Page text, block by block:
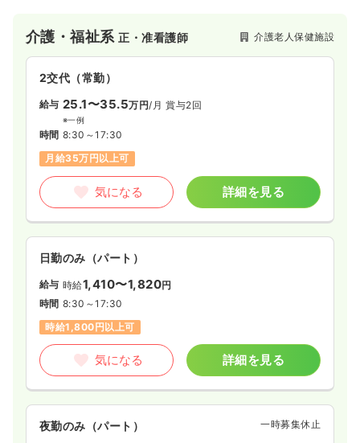
介護・福祉系正・准看護師 介護老人保健施設
2交代（常勤）
給与 25.1〜35.5万円/月 賞与2回
※一例
時間 8:30～17:30
月給35万円以上可
気になる 詳細を見る
日勤のみ（パート）
給与 時給1,410〜1,820円
時間 8:30～17:30
時給1,800円以上可
気になる 詳細を見る
夜勤のみ（パート） 一時募集休止